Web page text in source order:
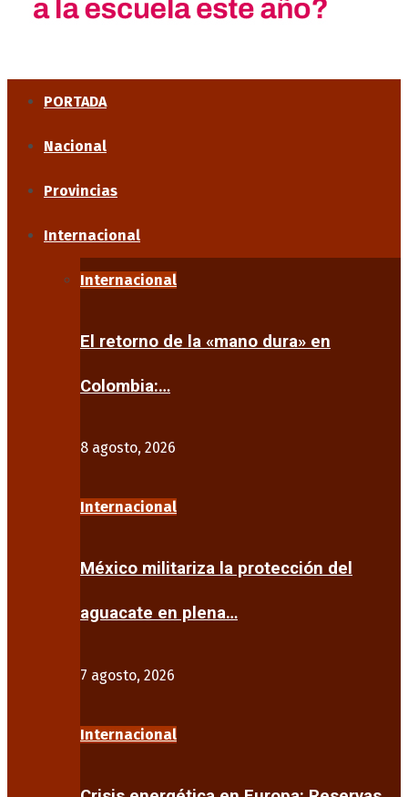
PORTADA
Nacional
Provincias
Internacional
Internacional
El retorno de la «mano dura» en
Colombia:…
8 agosto, 2026
Internacional
México militariza la protección del
aguacate en plena…
7 agosto, 2026
Internacional